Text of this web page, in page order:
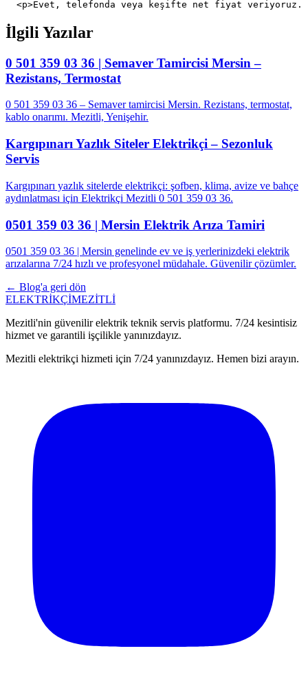
İlgili Yazılar
0 501 359 03 36 | Semaver Tamircisi Mersin –
Rezistans, Termostat
0 501 359 03 36 – Semaver tamircisi Mersin. Rezistans, termostat,
kablo onarımı. Mezitli, Yenişehir.
Kargıpınarı Yazlık Siteler Elektrikçi – Sezonluk
Servis
Kargıpınarı yazlık sitelerde elektrikçi: şofben, klima, avize ve bahçe
aydınlatması için Elektrikçi Mezitli 0 501 359 03 36.
0501 359 03 36 | Mersin Elektrik Arıza Tamiri
0501 359 03 36 | Mersin genelinde ev ve iş yerlerinizdeki elektrik
arızalarına 7/24 hızlı ve profesyonel müdahale. Güvenilir çözümler.
← Blog'a geri dön
ELEKTRİKÇİMEZİTLİ
Mezitli'nin güvenilir elektrik teknik servis platformu. 7/24 kesintisiz
hizmet ve garantili işçilikle yanınızdayız.
Mezitli elektrikçi hizmeti için 7/24 yanınızdayız. Hemen bizi arayın.